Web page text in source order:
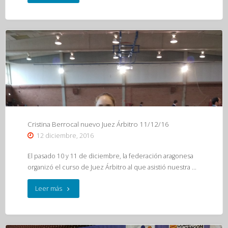
Gayarre
campeones
Super
Copa
Kata
17/12/16"
Cristina Berrocal nuevo Juez Árbitro 11/12/16
12 diciembre, 2016
El pasado 10 y 11 de diciembre, la federación aragonesa
organizó el curso de Juez Árbitro al que asistió nuestra …
Leer más"Cristina
nuevo